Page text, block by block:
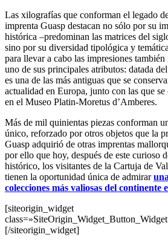
Las xilografías que conforman el legado
imprenta Guasp destacan no sólo por su
histórica –predominan las matrices del
sino por su diversidad tipológica y
para llevar a cabo las impresiones también
uno de sus principales atributos: datada
es una de las más antiguas que se
actualidad en Europa, junto con las que se
en el Museo Platin-Moretus d’Amberes.
Más de mil quinientas piezas conforman
único, reforzado por otros objetos que la
Guasp adquirió de otras imprentas
por ello que hoy, después de este curioso
histórico, los visitantes de la Cartuja de
tienen la oportunidad única de admirar
colecciones más valiosas del continente
[siteorigin_widget
[/siteorigin_widget]